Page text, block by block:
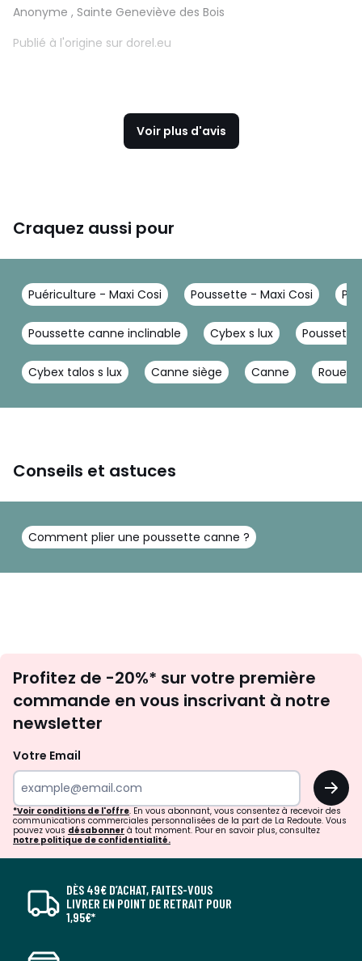
Anonyme , Sainte Geneviève des Bois
Publié à l'origine sur dorel.eu
Voir plus d'avis
Craquez aussi pour
Puériculture - Maxi Cosi Poussette - Maxi Cosi
Poussette canne inclinable Cybex s lux Poussette
Cybex talos s lux Canne siège Canne Roue
Conseils et astuces
Comment plier une poussette canne ?
newsletter
Profitez de -20%* sur votre première
commande en vous inscrivant à notre
newsletter
Votre Email
OK
*Voir conditions de l'offre. En vous abonnant, vous consentez à recevoir des
communications commerciales personnalisées de la part de La Redoute. Vous
pouvez vous désabonner à tout moment. Pour en savoir plus, consultez
notre politique de confidentialité.
DÈS 49€ D’ACHAT, FAITES-VOUS
LIVRER EN POINT DE RETRAIT POUR
1,95€*